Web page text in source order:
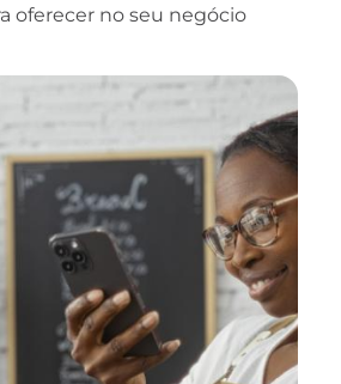
oferecer no seu negócio